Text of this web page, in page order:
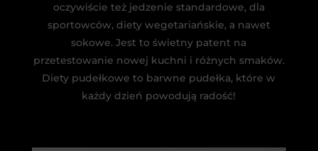
oczywiście też jedzenie standardowe, dla
sportowców, diety wegetariańskie, a nawet
sokowe. Jest to świetny patent na
przetestowanie nowej kuchni i różnych smaków.
Diety pudełkowe to barwne pudełka, które w
każdy dzień powodują radość!